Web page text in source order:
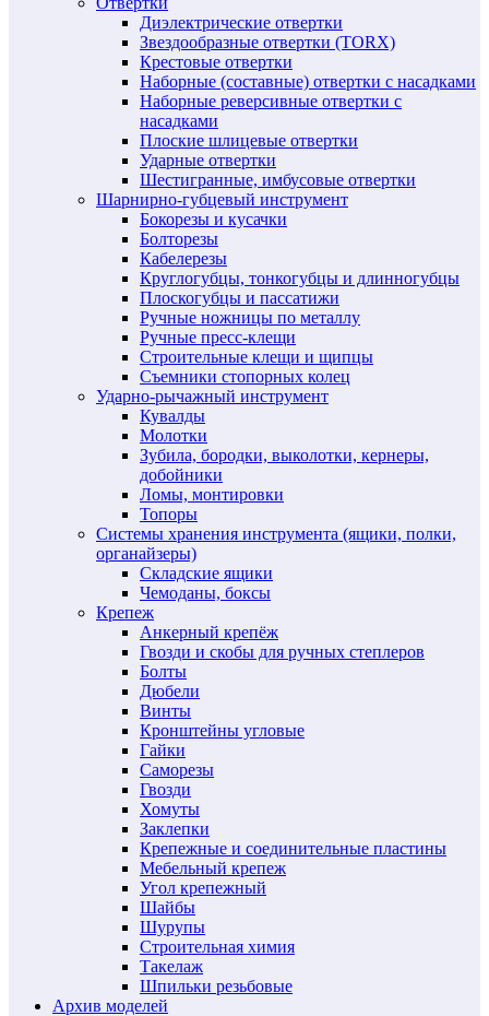
Диэлектрические отвертки
Звездообразные отвертки (TORX)
Крестовые отвертки
Наборные (составные) отвертки с насадками
Наборные реверсивные отвертки с
насадками
Плоские шлицевые отвертки
Ударные отвертки
Шестигранные, имбусовые отвертки
Шарнирно-губцевый инструмент
Бокорезы и кусачки
Болторезы
Кабелерезы
Круглогубцы, тонкогубцы и длинногубцы
Плоскогубцы и пассатижи
Ручные ножницы по металлу
Ручные пресс-клещи
Строительные клещи и щипцы
Съемники стопорных колец
Ударно-рычажный инструмент
Кувалды
Молотки
Зубила, бородки, выколотки, кернеры,
добойники
Ломы, монтировки
Топоры
Системы хранения инструмента (ящики, полки,
органайзеры)
Складские ящики
Чемоданы, боксы
Крепеж
Анкерный крепёж
Гвозди и скобы для ручных степлеров
Болты
Дюбели
Винты
Кронштейны угловые
Гайки
Саморезы
Гвозди
Хомуты
Заклепки
Крепежные и соединительные пластины
Мебельный крепеж
Угол крепежный
Шайбы
Шурупы
Строительная химия
Такелаж
Шпильки резьбовые
Архив моделей